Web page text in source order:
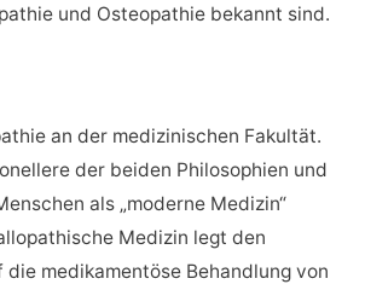
und Osteopathie bekannt sind.
an der medizinischen Fakultät.
der beiden Philosophien und
als „moderne Medizin“
Medizin legt den
medikamentöse Behandlung von